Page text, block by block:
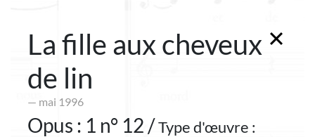
La fille aux cheveux
de lin
— mai 1996
Opus : 1 n° 12 /Type d'œuvre :